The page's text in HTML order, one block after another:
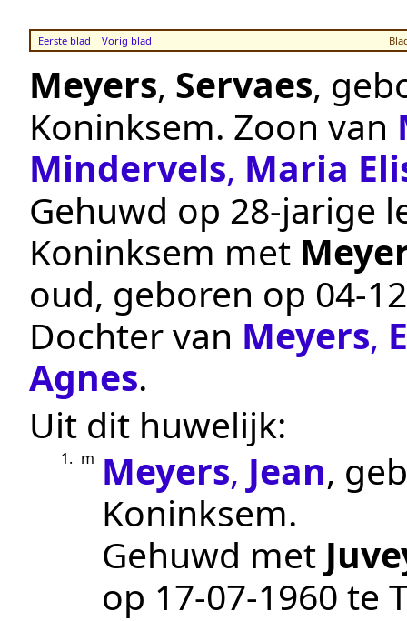
Eerste blad Vorig blad
Meyers, Servaes,
Koninksem. Zoon van
Mindervels, Maria
Gehuwd op 28-jarige
Koninksem met
oud, geboren op
Dochter van Meyers,
Agnes.
Uit dit huwelijk:
1. m Meyers, Jean,
Koninksem.
Gehuwd met
op 17‑07‑1960 te